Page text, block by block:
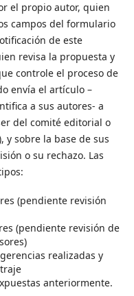
el propio autor, quien
campos del formulario
de este
revisa la propuesta y
controle el proceso de
envía el artículo –
a sus autores- a
del comité editorial o
y sobre la base de sus
o su rechazo. Las
(pendiente revisión
(pendiente revisión de
realizadas y
anteriormente.